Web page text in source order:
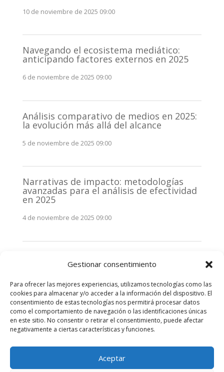
Gestionar consentimiento
Para ofrecer las mejores experiencias, utilizamos tecnologías como las
cookies para almacenar y/o acceder a la información del dispositivo. El
consentimiento de estas tecnologías nos permitirá procesar datos
como el comportamiento de navegación o las identificaciones únicas
en este sitio. No consentir o retirar el consentimiento, puede afectar
negativamente a ciertas características y funciones.
Aceptar
10 de noviembre de 2025 09:00
Navegando el ecosistema mediático:
anticipando factores externos en 2025
6 de noviembre de 2025 09:00
Análisis comparativo de medios en 2025:
la evolución más allá del alcance
5 de noviembre de 2025 09:00
Narrativas de impacto: metodologías
avanzadas para el análisis de efectividad
en 2025
4 de noviembre de 2025 09:00
stakeholders en 2025: La clave de la
3 de noviembre de 2025 09:00
Comentarios recientes